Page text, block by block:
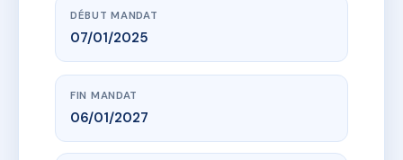
DÉBUT MANDAT
07/01/2025
FIN MANDAT
06/01/2027